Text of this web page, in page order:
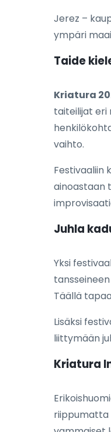
Jerez –
ympäri
Taide
Kriatura
taiteilijat eri
vaihto.
Festivaaliin
ainoastaan
Juhla
Yksi
Täällä
Lisäksi
liittymään
Kriatura
riippumatta